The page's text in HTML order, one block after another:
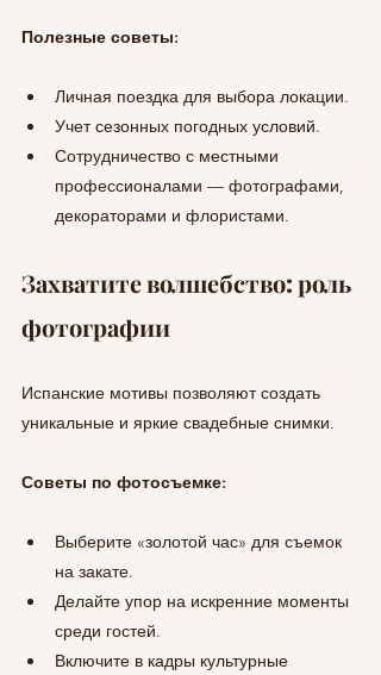
Полезные советы:
Личная поездка для выбора локации.
Учет сезонных погодных условий.
Сотрудничество с местными
профессионалами — фотографами,
декораторами и флористами.
Захватите волшебство: роль
фотографии
Испанские мотивы позволяют создать
уникальные и яркие свадебные снимки.
Советы по фотосъемке:
Выберите «золотой час» для съемок
на закате.
Делайте упор на искренние моменты
среди гостей.
Включите в кадры культурные